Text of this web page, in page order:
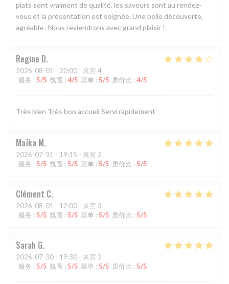
plats sont vraiment de qualité. les saveurs sont au rendez-
vous et la présentation est soignée. Une belle découverte,
agréable . Nous reviendrons avec grand plaisir !
Regine D
2026-08-01 - 20:00 - 来宾 4
服务 : 5/5 氛围 : 4/5 菜单 : 5/5 质价比 : 4/5
Très bien Très bon accueil Servi rapidement
Maïka M
2026-07-31 - 19:15 - 来宾 2
服务 : 5/5 氛围 : 5/5 菜单 : 5/5 质价比 : 5/5
Clément C
2026-08-01 - 12:00 - 来宾 3
服务 : 5/5 氛围 : 5/5 菜单 : 5/5 质价比 : 5/5
Sarah G
2026-07-30 - 19:30 - 来宾 2
服务 : 5/5 氛围 : 5/5 菜单 : 5/5 质价比 : 5/5